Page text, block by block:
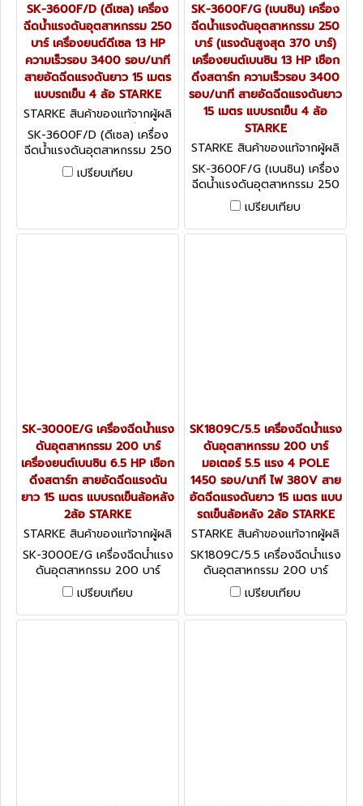
SK-3600F/D (ดีเซล) เครื่อง
ฉีดน้ำแรงดันอุตสาหกรรม 250
บาร์ เครื่องยนต์ดีเซล 13 HP
ความเร็วรอบ 3400 รอบ/นาที
สายอัดฉีดแรงดันยาว 15 เมตร
แบบรถเข็น 4 ล้อ STARKE
STARKE สินค้าของแท้จากผู้ผลิ
ต SK-3600F/D (ดีเซล)
SK-3600F/D (ดีเซล) เครื่อง
ฉีดน้ำแรงดันอุตสาหกรรม 250
บาร์ เครื่องยนต์ดีเซล 13 HP
ความเร็วรอบ 3400 รอบ/นาที
เปรียบเทียบ
SK-3600F/G (เบนซิน) เครื่อง
ฉีดน้ำแรงดันอุตสาหกรรม 250
บาร์ (แรงดันสูงสุด 370 บาร์)
เครื่องยนต์เบนซิน 13 HP เชือก
ดึงสตาร์ท ความเร็วรอบ 3400
รอบ/นาที สายอัดฉีดแรงดันยาว
15 เมตร แบบรถเข็น 4 ล้อ
STARKE
STARKE สินค้าของแท้จากผู้ผลิ
ต SK-3600F/G (เบนซิน)
SK-3600F/G (เบนซิน) เครื่อง
ฉีดน้ำแรงดันอุตสาหกรรม 250
บาร์ (แรงดันสูงสุด 370 บาร์)
เครื่องยนต์เบนซิน 13 HP เชือก
ดึงสตาร์ท ความเร็วรอบ 3400
เปรียบเทียบ
SK-3000E/G เครื่องฉีดน้ำแรง
ดันอุตสาหกรรม 200 บาร์
เครื่องยนต์เบนซิน 6.5 HP เชือก
ดึงสตาร์ท สายอัดฉีดแรงดัน
ยาว 15 เมตร แบบรถเข็นล้อหลัง
2ล้อ STARKE
STARKE สินค้าของแท้จากผู้ผลิ
ต SK-3000E/G
SK-3000E/G เครื่องฉีดน้ำแรง
ดันอุตสาหกรรม 200 บาร์
เครื่องยนต์เบนซิน 6.5 HP เชือก
ดึงสตาร์ท สายอัดฉีดแรงดัน
ยาว 15 เมตร แบบรถเข็นล้อหลัง
เปรียบเทียบ
SK1809C/5.5 เครื่องฉีดน้ำแรง
ดันอุตสาหกรรม 200 บาร์
มอเตอร์ 5.5 แรง 4 POLE
1450 รอบ/นาที ไฟ 380V สาย
อัดฉีดแรงดันยาว 15 เมตร แบบ
รถเข็นล้อหลัง 2ล้อ STARKE
STARKE สินค้าของแท้จากผู้ผลิ
ต SK1809C/5.5
SK1809C/5.5 เครื่องฉีดน้ำแรง
ดันอุตสาหกรรม 200 บาร์
มอเตอร์ 5.5 แรง 4 POLE
1450 รอบ/นาที ไฟ 380V สาย
อัดฉีดแรงดันยาว 15 เมตร แบบ
เปรียบเทียบ